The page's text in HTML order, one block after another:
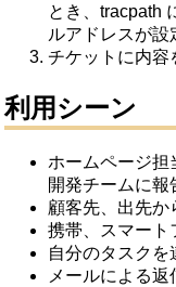
とき、tracpath
ルアドレスが設
チケットに内容
利用シーン
ホームページ担
開発チームに報
顧客先、出先か
携帯、スマート
自分のタスクを
メールによる